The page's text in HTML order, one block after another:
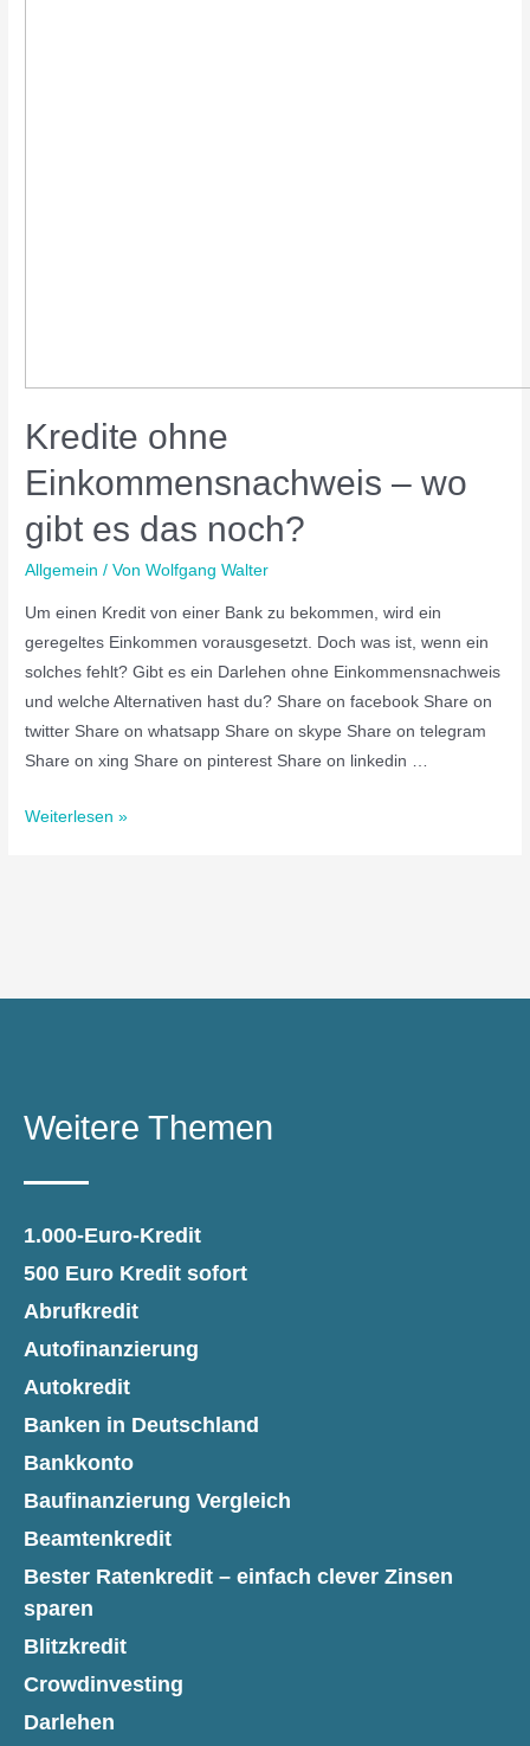
Kredite ohne
Einkommensnachweis – wo
gibt es das noch?
Allgemein / VonWolfgang Walter
Um einen Kredit von einer Bank zu bekommen, wird ein
geregeltes Einkommen vorausgesetzt. Doch was ist, wenn ein
solches fehlt? Gibt es ein Darlehen ohne Einkommensnachweis
und welche Alternativen hast du? Share on facebook Share on
twitter Share on whatsapp Share on skype Share on telegram
Share on xing Share on pinterest Share on linkedin …
Weiterlesen »
Weitere Themen
1.000-Euro-Kredit
500 Euro Kredit sofort
Abrufkredit
Autofinanzierung
Autokredit
Banken in Deutschland
Bankkonto
Baufinanzierung Vergleich
Beamtenkredit
Bester Ratenkredit – einfach clever Zinsen
sparen
Blitzkredit
Crowdinvesting
Darlehen